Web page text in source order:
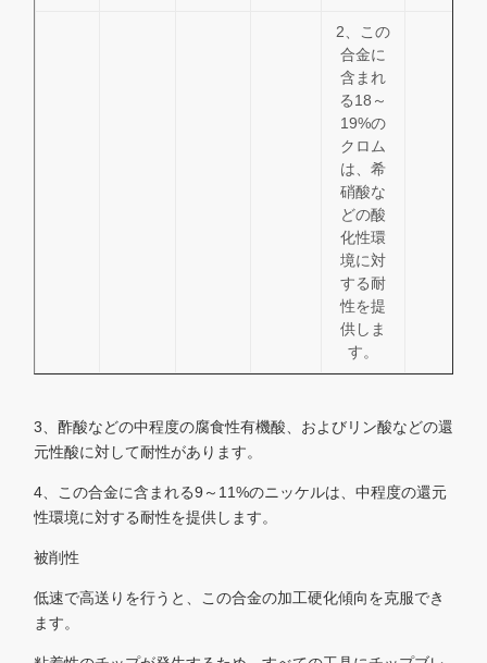
2、この
合金に
含まれ
る18～
19%の
クロム
は、希
硝酸な
どの酸
化性環
境に対
する耐
性を提
供しま
す。
3、酢酸などの中程度の腐食性有機酸、およびリン酸などの還
元性酸に対して耐性があります。
4、この合金に含まれる9～11%のニッケルは、中程度の還元
性環境に対する耐性を提供します。
被削性
低速で高送りを行うと、この合金の加工硬化傾向を克服でき
ます。